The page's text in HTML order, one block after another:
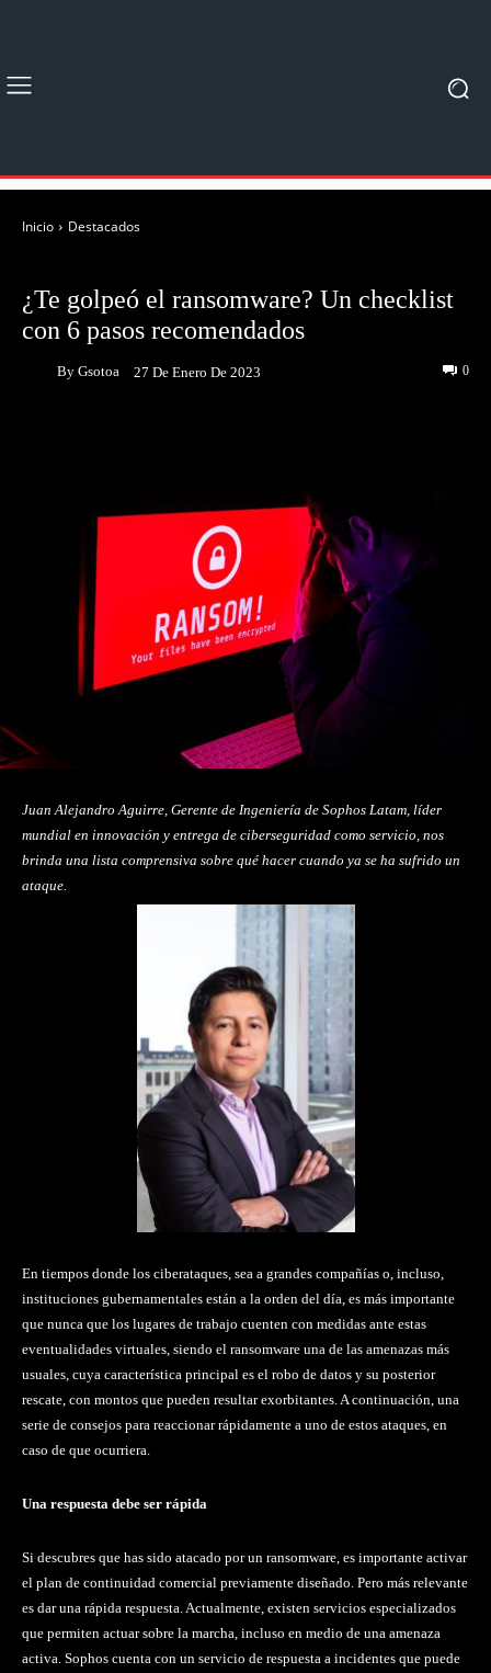
Inicio Destacados
¿Te golpeó el ransomware? Un checklist
con 6 pasos recomendados
By Gsotoa 27 De Enero De 2023 0
Juan AlejandroAguirre, Gerente de Ingeniería de Sophos Latam, líder
mundial en innovación y entrega de ciberseguridad como servicio, nos
brinda una lista comprensiva sobre qué hacer cuando ya se ha sufrido un
ataque.
En tiempos donde los ciberataques, sea a grandes compañías o, incluso,
instituciones gubernamentales están a la orden del día, es más importante
que nunca que los lugares de trabajo cuenten con medidas ante estas
eventualidades virtuales, siendo el ransomware una de las amenazas más
usuales, cuya característica principal es el robo de datos y su posterior
rescate, con montos que pueden resultar exorbitantes. A continuación, una
serie de consejos para reaccionar rápidamente a uno de estos ataques, en
caso de que ocurriera.
Una respuesta debe ser rápida
Si descubres que has sido atacado por un ransomware, es importante activar
el plan de continuidad comercial previamente diseñado. Pero más relevante
es dar una rápida respuesta. Actualmente, existen servicios especializados
que permiten actuar sobre la marcha, incluso en medio de una amenaza
activa. Sophos cuenta con un servicio de respuesta a incidentes que puede